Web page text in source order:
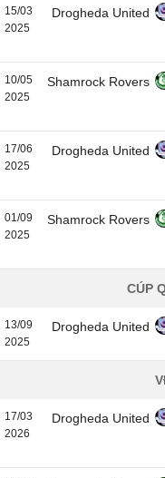
15/03
2025
Drogheda United
10/05
2025
Shamrock Rovers
17/06
2025
Drogheda United
01/09
2025
Shamrock Rovers
CÚP
13/09
2025
Drogheda United
17/03
2026
Drogheda United